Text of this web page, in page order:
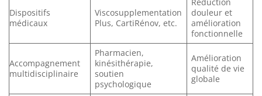
Dispositifs
médicaux
Viscosupplementation
Plus, CartiRénov, etc.
douleur et
amélioration
fonctionnelle
Accompagnement
multidisciplinaire
Pharmacien,
kinésithérapie,
soutien
psychologique
Amélioration
qualité de vie
globale